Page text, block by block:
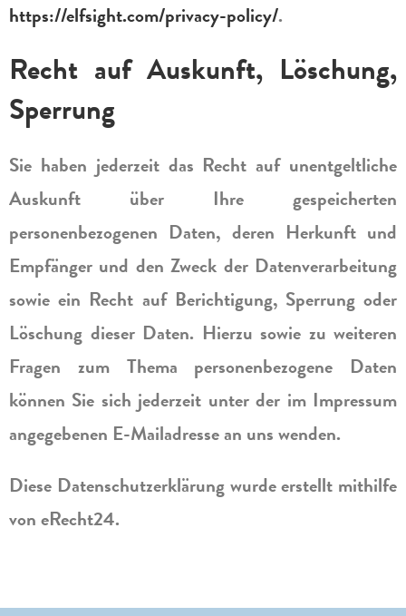
https://elfsight.com/privacy-policy/.
Recht auf Auskunft, Löschung,
Sperrung
Sie haben jederzeit das Recht auf unentgeltliche
Auskunft über Ihre gespeicherten
personenbezogenen Daten, deren Herkunft und
Empfänger und den Zweck der Datenverarbeitung
sowie ein Recht auf Berichtigung, Sperrung oder
Löschung dieser Daten. Hierzu sowie zu weiteren
Fragen zum Thema personenbezogene Daten
können Sie sich jederzeit unter der im Impressum
angegebenen E-Mailadresse an uns wenden.
Diese Datenschutzerklärung wurde erstellt mithilfe
von eRecht24.